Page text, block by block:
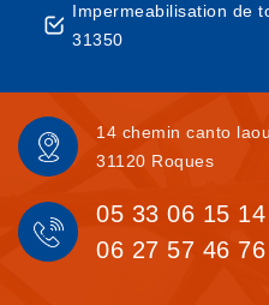
Impermeabilisation de
31350
14 chemin canto
31120 Roques
05 33 06 15 14
06 27 57 46 76